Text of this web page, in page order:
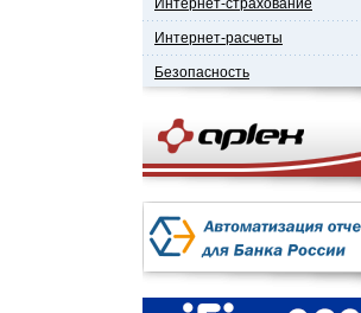
Интернет-страхование
Интернет-расчеты
Безопасность